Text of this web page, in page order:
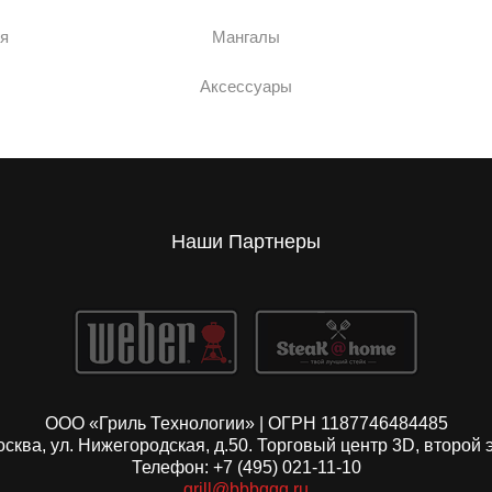
Мангалы
Аксессуары
Наши Партнеры
ООО «Гриль Технологии» | ОГРН 1187746484485
ул. Нижегородская, д.50. Торговый центр 3D, второй
Телефон: +7 (495) 021-11-10